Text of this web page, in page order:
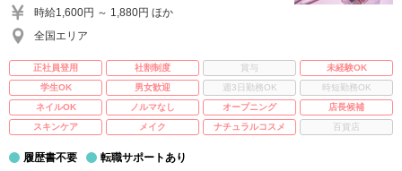
時給1,600円 ～ 1,880円 ほか
全国エリア
正社員登用 社割制度 賞与
未経験OK
学生OK
男女歓迎 週3日勤務OK
時短勤務OK
ネイルOK
ノルマなし オープニング
店長候補
スキンケア
メイク ナチュラルコスメ 百貨店
履歴書不要 転職サポートあり